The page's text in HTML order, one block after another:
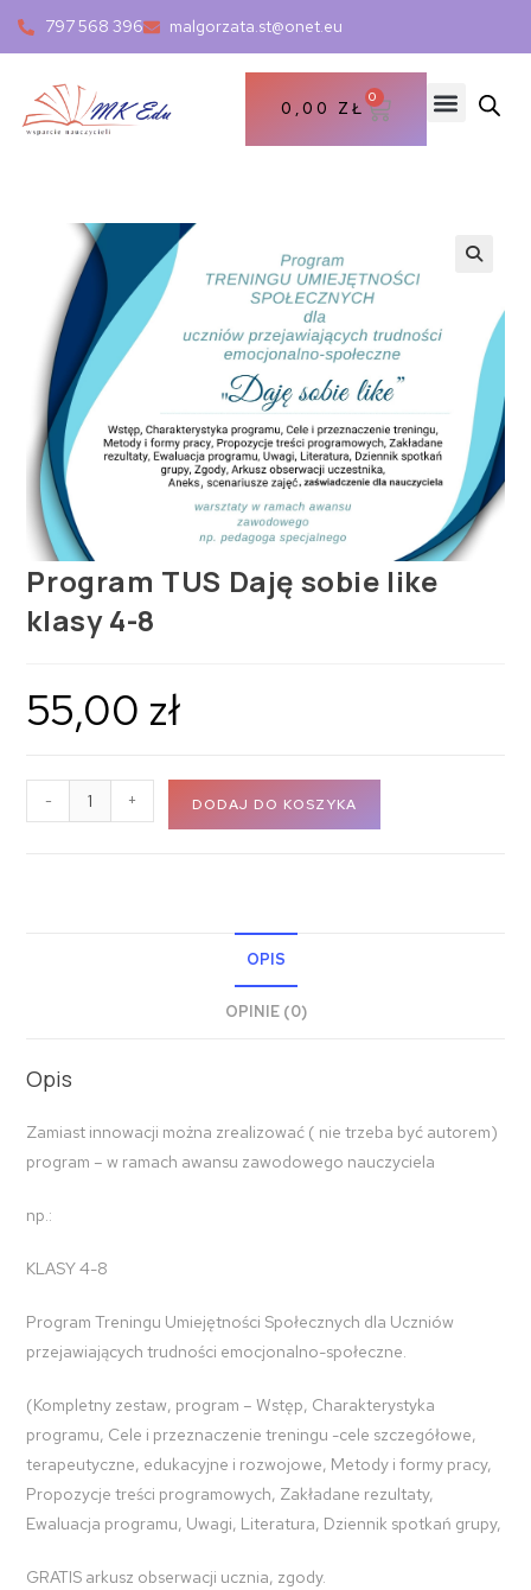
797 568 396 malgorzata.st@onet.eu
0,00 ZŁ
0
Program TUS Daję sobie like
klasy 4-8
55,00 zł
- + DODAJ DO KOSZYKA
OPIS
OPINIE (0)
Opis
Zamiast innowacji można zrealizować ( nie trzeba być autorem)
program – w ramach awansu zawodowego nauczyciela
np.:
KLASY 4-8
Program Treningu Umiejętności Społecznych dla Uczniów
przejawiających trudności emocjonalno-społeczne.
(Kompletny zestaw, program – Wstęp, Charakterystyka
programu, Cele i przeznaczenie treningu -cele szczegółowe,
terapeutyczne, edukacyjne i rozwojowe, Metody i formy pracy,
Propozycje treści programowych, Zakładane rezultaty,
Ewaluacja programu, Uwagi, Literatura, Dziennik spotkań grupy,
GRATIS arkusz obserwacji ucznia, zgody.